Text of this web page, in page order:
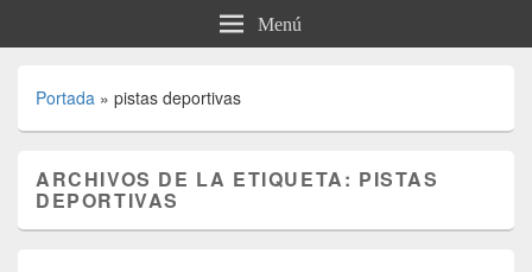
Menú
Portada » pistas deportivas
ARCHIVOS DE LA ETIQUETA: PISTAS
DEPORTIVAS